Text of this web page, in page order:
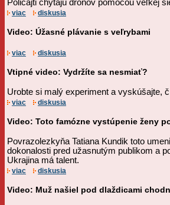
Policajti chytajú dronov pomocou veľkej
viac diskusia
Video: Úžasné plávanie s veľrybami
viac diskusia
Vtipné video: Vydržíte sa nesmiať?
Urobte si malý experiment a vyskúšajte,
viac diskusia
Video: Toto famózne vystúpenie ženy
Povrazolezkyňa Tatiana Kundik toto
dokonalosti pred užasnutým publikom a
Ukrajina má talent.
viac diskusia
Video: Muž našiel pod dlaždicami